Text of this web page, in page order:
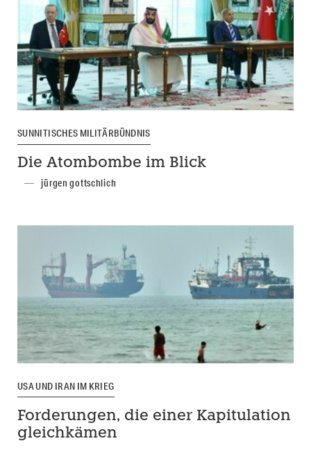
SUNNITISCHES MILITÄRBÜNDNIS
Die Atombombe im Blick
jürgen gottschlich
USA UND IRAN IM KRIEG
Forderungen, die einer Kapitulation
gleichkämen